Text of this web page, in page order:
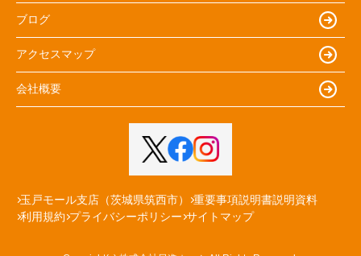
ブログ
アクセスマップ
会社概要
玉戸モール支店（茨城県筑西市）
重要事項説明書説明資料
利用規約 プライバシーポリシー サイトマップ